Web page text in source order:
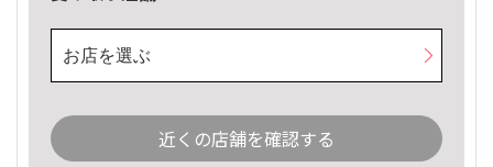
お店を選ぶ
近くの店舗を確認する